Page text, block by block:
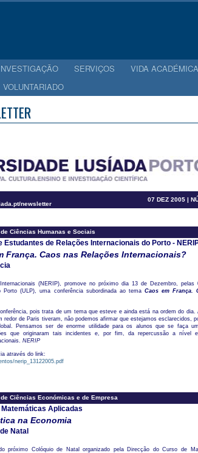
SERVIÇOS VIDA ACADÉMICA
VOLUNTARIADO
newsletter
07 DEZ 2005 |
Ciências Humanas e Sociais
Estudantes de Relações Internacionais do Porto -
França. Caos nas Relações Internacionais?
(NERIP), promove no próximo dia 13 de Dezembro, pelas
Porto (ULP), uma conferência subordinada ao temaCaos em França.
pois trata de um tema que esteve e ainda está na ordem do dia.
redor de Paris tiveram, não podemos afirmar que estejamos esclarecidos,
Pensamos ser de enorme utilidade para os alunos que se faça
que originaram tais incidentes e, por fim, da repercussão a nível
NERIP
através do link:
nerip_13122005.pdf
Ciências Económicas e de Empresa
Aplicadas
na Economia
Natal
próximo Colóquio de Natal organizado pela Direcção do Curso de